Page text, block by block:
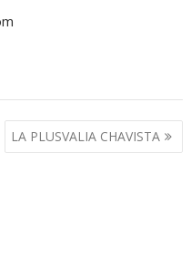
LA PLUSVALIA CHAVISTA